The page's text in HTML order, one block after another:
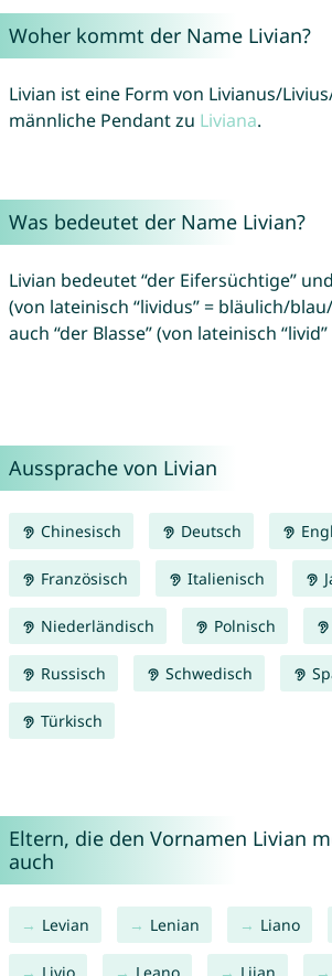
Woher kommt der Name Livian?
Livian ist eine Form von Livianus/
männliche Pendant zu Liviana.
Was bedeutet der Name Livian?
Livian bedeutet “der Eifersüchtige”
(von lateinisch “lividus” = bläulich/
auch “der Blasse” (von lateinisch
Aussprache von Livian
Chinesisch Deutsch
Französisch Italienisch
Niederländisch Polnisch
Russisch Schwedisch
Türkisch
Eltern, die den Vornamen Livian
auch
Levian Lenian Liano